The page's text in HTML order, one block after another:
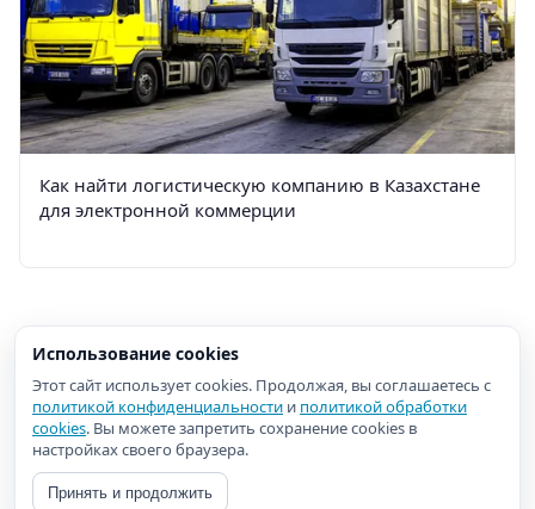
Как найти логистическую компанию в Казахстане
для электронной коммерции
Использование cookies
Этот сайт использует cookies. Продолжая, вы соглашаетесь с
политикой конфиденциальности и политикой обработки
cookies. Вы можете запретить сохранение cookies в
настройках своего браузера.
Принять и продолжить